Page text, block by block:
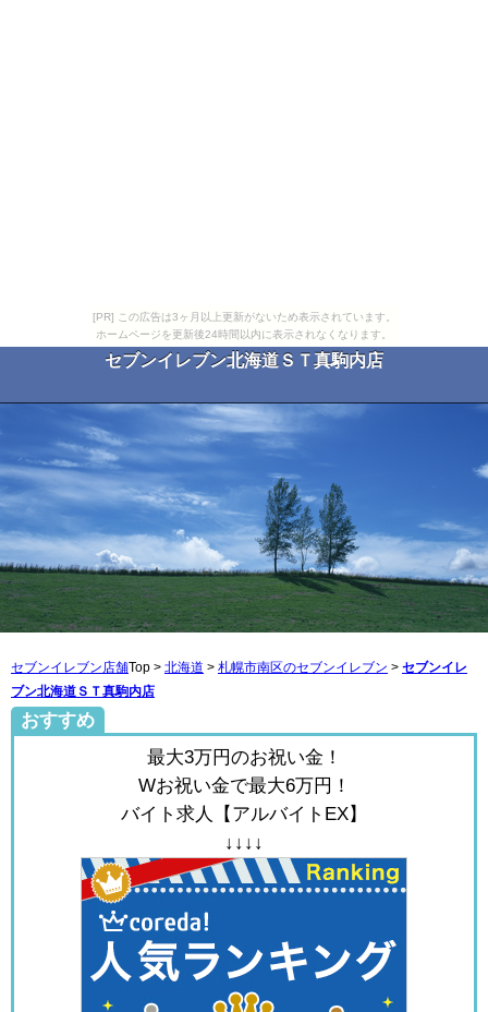
[PR] この広告は3ヶ月以上更新がないため表示されています。
ホームページを更新後24時間以内に表示されなくなります。
セブンイレブン北海道ＳＴ真駒内店
セブンイレブン店舗Top > 北海道 > 札幌市南区のセブンイレブン > セブンイレ
ブン北海道ＳＴ真駒内店
おすすめ
最大3万円のお祝い金！
Wお祝い金で最大6万円！
バイト求人【アルバイトEX】
↓↓↓↓